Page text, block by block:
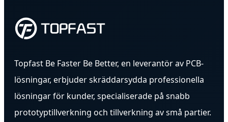
Topfast Be Faster Be Better, en leverantör av PCB-
lösningar, erbjuder skräddarsydda professionella
lösningar för kunder, specialiserade på snabb
prototyptillverkning och tillverkning av små partier.